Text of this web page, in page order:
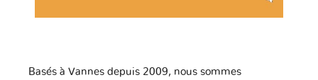
Basés à Vannes depuis 2009, nous sommes